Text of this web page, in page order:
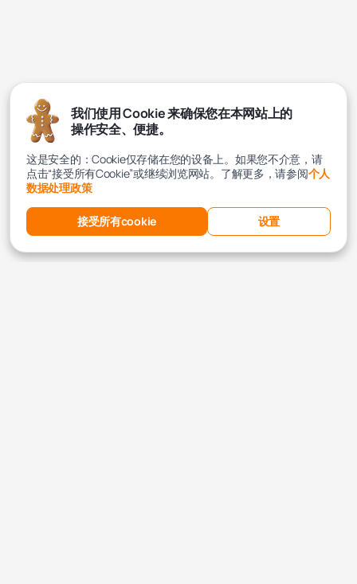
我们使用 Cookie 来确保您在本网站上的
操作安全、便捷。
这是安全的：Cookie仅存储在您的设备上。如果您不介意，请
点击“接受所有Cookie”或继续浏览网站。了解更多，请参阅个人
数据处理政策
接受所有cookie 设置